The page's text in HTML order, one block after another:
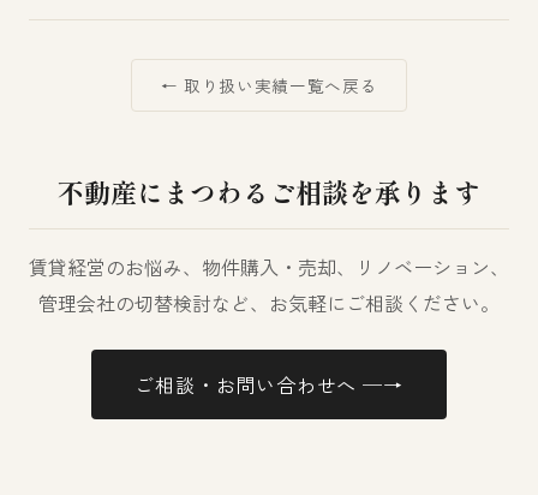
← 取り扱い実績一覧へ戻る
不動産にまつわるご相談を承ります
賃貸経営のお悩み、物件購入・売却、リノベーション、
管理会社の切替検討など、お気軽にご相談ください。
ご相談・お問い合わせへ ─→